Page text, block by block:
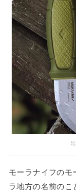
出
モーラナイフのモ
ラ地方の名前のこ